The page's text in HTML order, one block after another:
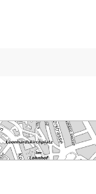
MapBS.
wird in einem